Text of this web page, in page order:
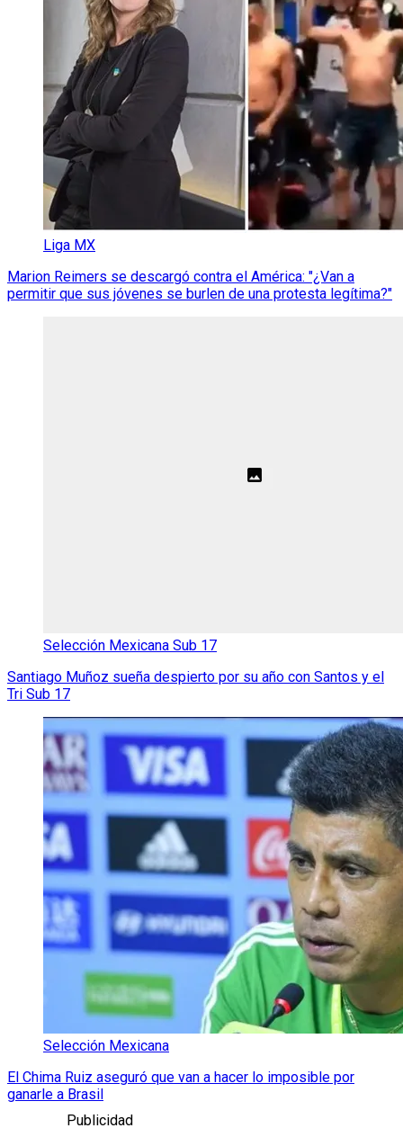
Liga MX
Marion Reimers se descargó contra el América: "¿Van a
permitir que sus jóvenes se burlen de una protesta legítima?"
Selección Mexicana Sub 17
Santiago Muñoz sueña despierto por su año con Santos y el
Tri Sub 17
Selección Mexicana
El Chima Ruiz aseguró que van a hacer lo imposible por
ganarle a Brasil
Publicidad